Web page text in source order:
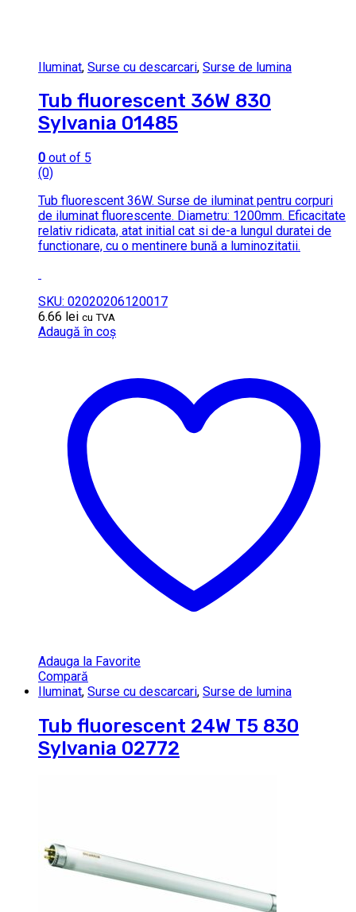
Iluminat, Surse cu descarcari, Surse de lumina
Tub fluorescent 36W 830
Sylvania 01485
0 out of 5
(0)
Tub fluorescent 36W. Surse de iluminat pentru corpuri
de iluminat fluorescente. Diametru: 1200mm. Eficacitate
relativ ridicata, atat initial cat si de-a lungul duratei de
functionare, cu o mentinere bună a luminozitatii.
SKU: 02020206120017
6.66 lei cu TVA
Adaugă în coș
Adauga la Favorite
Compară
Iluminat, Surse cu descarcari, Surse de lumina
Tub fluorescent 24W T5 830
Sylvania 02772